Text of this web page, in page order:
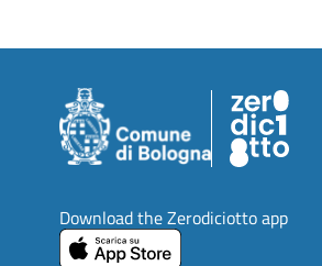
Download the Zerodiciotto app